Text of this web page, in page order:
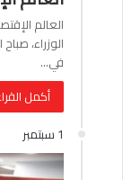
العالم
الوزراء،
في…
أكمل
1 سبتمبر